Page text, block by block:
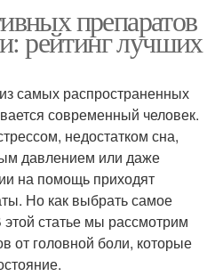
препаратов
рейтинг лучших
самых распространенных
современный человек.
недостатком сна,
давлением или даже
на помощь приходят
Но как выбрать самое
статье мы рассмотрим
от головной боли, которые